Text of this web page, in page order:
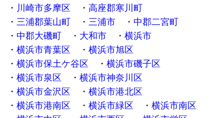
川崎市多摩区
高座郡寒川町
三浦郡葉山町
三浦市
中郡二宮町
中郡大磯町
大和市
横浜市
横浜市青葉区
横浜市旭区
横浜市保土ケ谷区
横浜市磯子区
横浜市泉区
横浜市神奈川区
横浜市金沢区
横浜市港北区
横浜市港南区
横浜市緑区
横浜市南区